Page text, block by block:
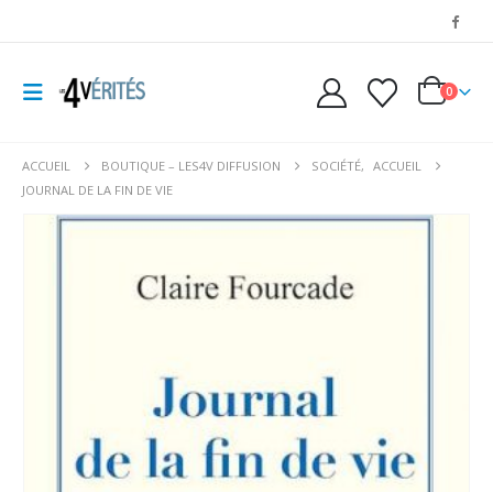
0
ACCUEIL BOUTIQUE – LES4V DIFFUSION SOCIÉTÉ, ACCUEIL
JOURNAL DE LA FIN DE VIE